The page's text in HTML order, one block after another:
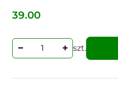
Cena:
39.00
szt.